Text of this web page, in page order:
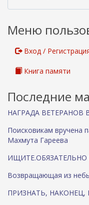
Меню
Вход /
Книга памяти
Последние
НАГРАДА ВЕТЕРАНОВ
Поисковикам вручена
Махмута Гареева
Возвращающая из
ПРИЗНАТЬ,